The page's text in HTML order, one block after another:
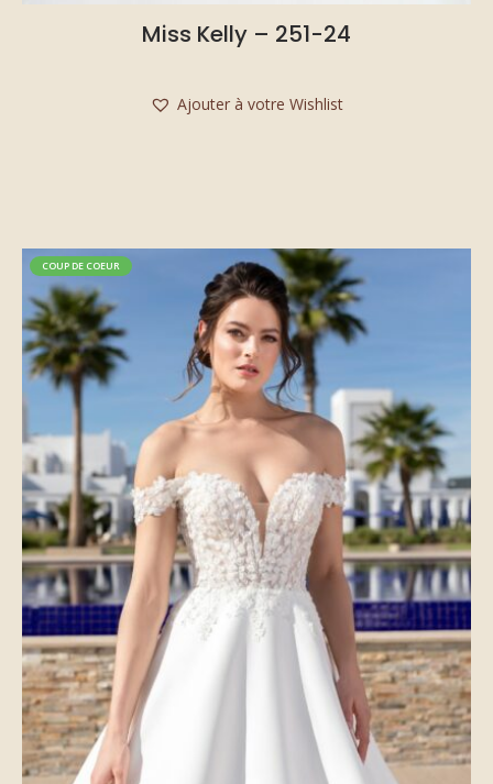
Miss Kelly – 251-24
Ajouter à votre Wishlist
COUP DE COEUR